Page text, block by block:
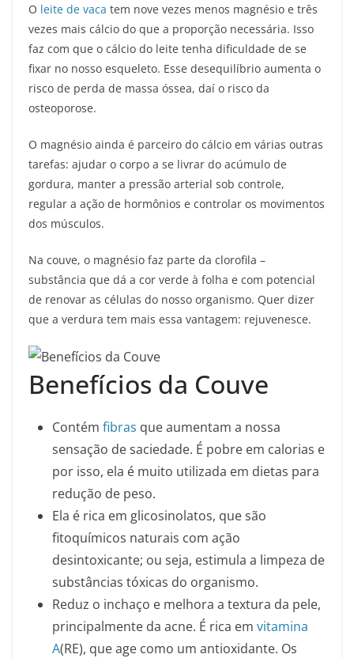
O leite de vaca tem nove vezes menos magnésio e três
vezes mais cálcio do que a proporção necessária. Isso
faz com que o cálcio do leite tenha dificuldade de se
fixar no nosso esqueleto. Esse desequilíbrio aumenta o
risco de perda de massa óssea, daí o risco da
osteoporose.
O magnésio ainda é parceiro do cálcio em várias outras
tarefas: ajudar o corpo a se livrar do acúmulo de
gordura, manter a pressão arterial sob controle,
regular a ação de hormônios e controlar os movimentos
dos músculos.
Na couve, o magnésio faz parte da clorofila –
substância que dá a cor verde à folha e com potencial
de renovar as células do nosso organismo. Quer dizer
que a verdura tem mais essa vantagem: rejuvenesce.
Benefícios da Couve
Contém fibras que aumentam a nossa
sensação de saciedade. É pobre em calorias e
por isso, ela é muito utilizada em dietas para
redução de peso.
Ela é rica em glicosinolatos, que são
fitoquímicos naturais com ação
desintoxicante; ou seja, estimula a limpeza de
substâncias tóxicas do organismo.
Reduz o inchaço e melhora a textura da pele,
principalmente da acne. É rica em vitamina
A(RE), que age como um antioxidante. Os